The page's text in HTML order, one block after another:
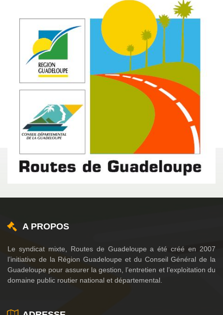
A PROPOS
Le syndicat mixte, Routes de Guadeloupe a été créé en 2007
l’initiative de la Région Guadeloupe et du Conseil Général de la
Guadeloupe pour assurer la gestion, l’entretien et l’exploitation du
domaine public routier national et départemental.